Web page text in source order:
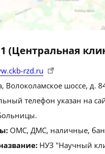
rzd.ru
Волоколамское шоссе, д.
телефон указан на
ОМС, ДМС, наличные,
НУЗ "Научный